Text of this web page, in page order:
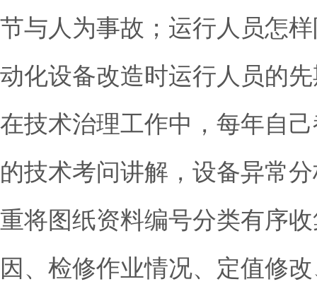
节与人为事故；运行人员怎
动化设备改造时运行人员的
在技术治理工作中，每年自
的技术考问讲解，设备异常
重将图纸资料编号分类有序
因、检修作业情况、定值修